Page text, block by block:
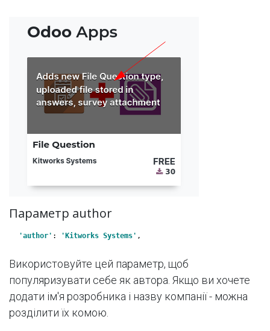
Параметр author
'author' : 'Kitworks Systems' ,
Використовуйте цей параметр, щоб
популяризувати себе як автора. Якщо ви хочете
додати ім'я розробника і назву компанії - можна
розділити їх комою.